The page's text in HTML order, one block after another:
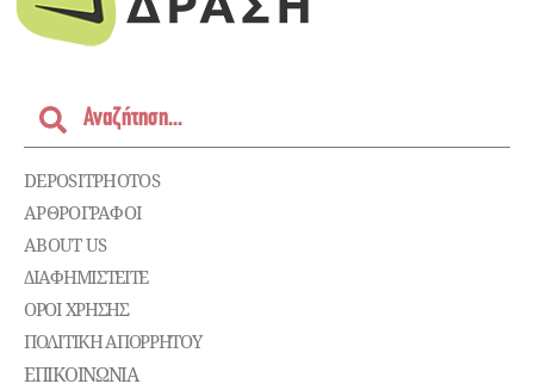
DEPOSITPHOTOS
ΑΡΘΡΟΓΡΑΦΟΙ
ABOUT US
ΔΙΑΦΗΜΙΣΤΕΊΤΕ
ΌΡΟΙ ΧΡΉΣΗΣ
ΠΟΛΙΤΙΚΉ ΑΠΟΡΡΉΤΟΥ
ΕΠΙΚΟΙΝΩΝΊΑ